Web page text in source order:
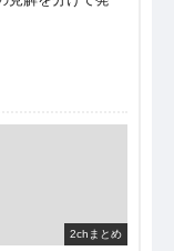
2chまとめ